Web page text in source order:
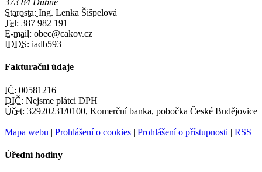
373 84 Dubné
Starosta: Ing. Lenka Šišpelová
Tel: 387 982 191
E-mail: obec@cakov.cz
IDDS: iadb593
Fakturační údaje
IČ: 00581216
DIČ: Nejsme plátci DPH
Účet: 32920231/0100, Komerční banka, pobočka České Budějovice
Mapa webu | Prohlášení o cookies | Prohlášení o přístupnosti | RSS
Úřední hodiny